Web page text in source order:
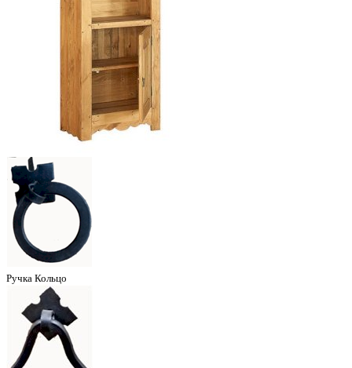
Ручка Кольцо